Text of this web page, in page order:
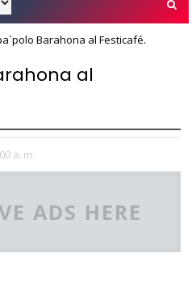
Barahona al Festicafé.
al
a. m.
ADS HERE